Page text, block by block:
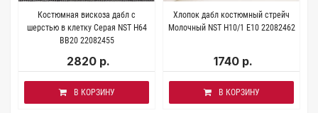
Костюмная вискоза дабл с
шерстью в клетку Серая NST H64
BB20 22082455
2820 р.
В КОРЗИНУ
Хлопок дабл костюмный стрейч
Молочный NST H10/1 E10 22082462
1740 р.
В КОРЗИНУ